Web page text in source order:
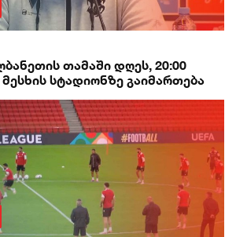
თამაში დღეს, 20:00
სტადიონზე გაიმართება